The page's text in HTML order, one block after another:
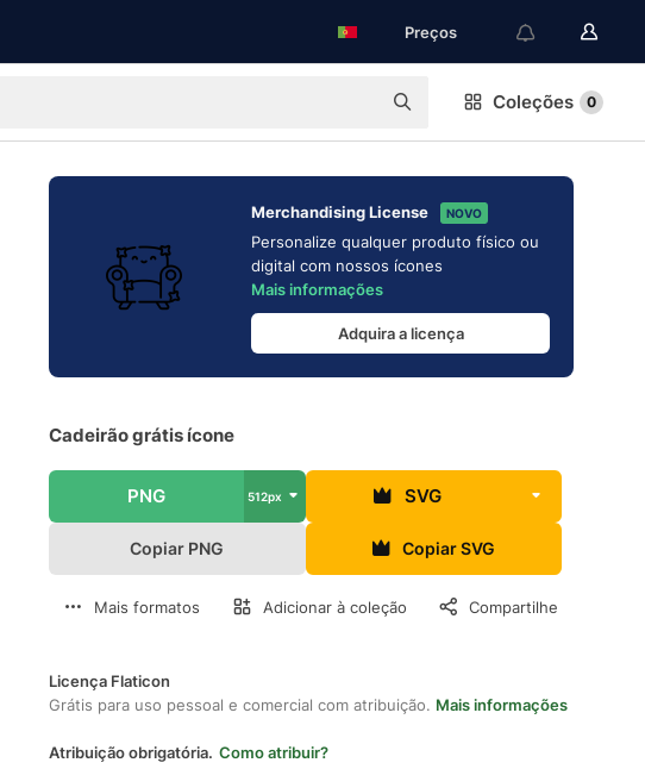
Preços
Coleções 0
Merchandising License NOVO
Personalize qualquer produto físico ou
digital com nossos ícones
Mais informações
Adquira a licença
Cadeirão grátis ícone
PNG 512px SVG
Copiar PNG Copiar SVG
Mais formatos Adicionar à coleção Compartilhe
Licença Flaticon
Grátis para uso pessoal e comercial com atribuição. Mais informações
Atribuição obrigatória. Como atribuir?